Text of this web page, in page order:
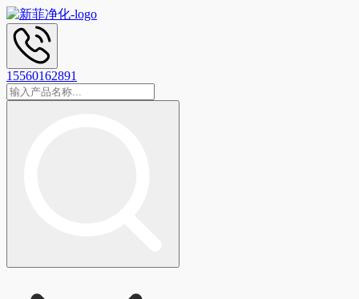
15560162891